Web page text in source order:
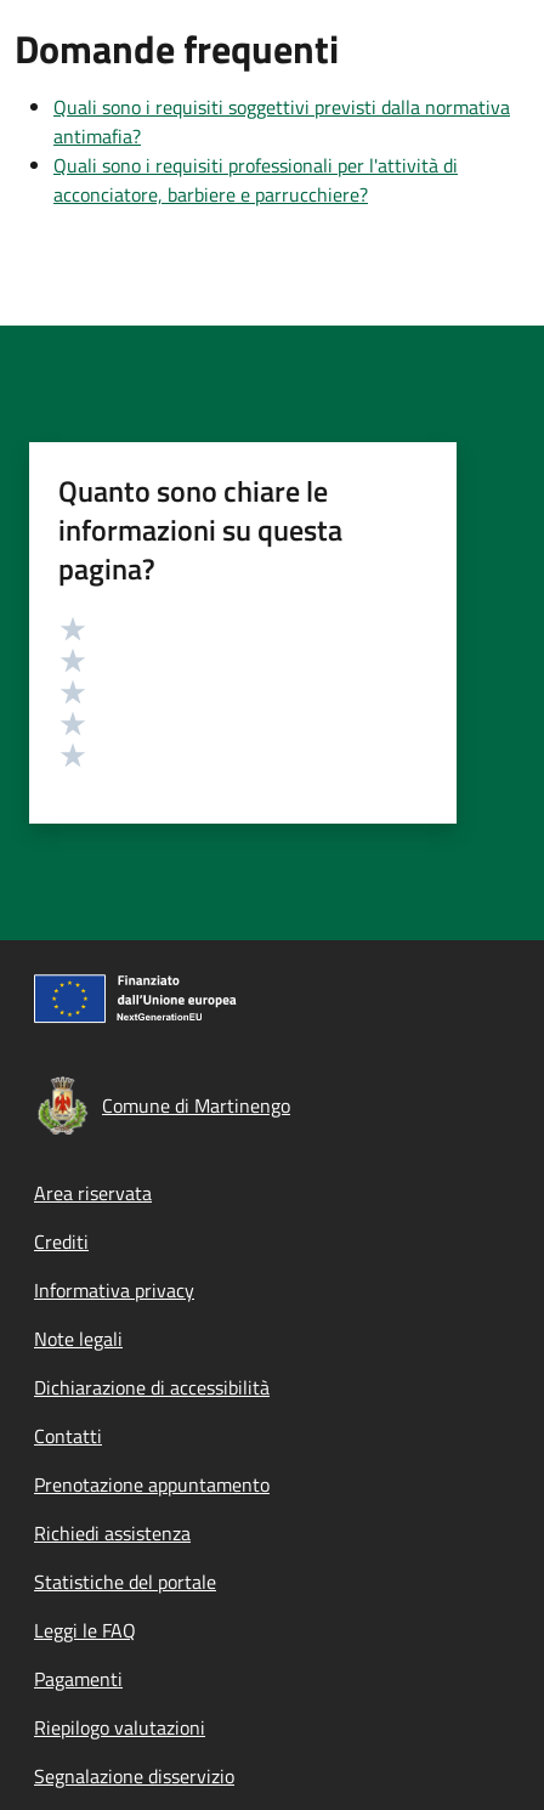
Domande frequenti
Quali sono i requisiti soggettivi previsti dalla normativa
antimafia?
Quali sono i requisiti professionali per l'attività di
acconciatore, barbiere e parrucchiere?
Quanto sono chiare le
informazioni su questa
pagina?
Valutazione
Comune di Martinengo
Footer menu
Area riservata
Crediti
Informativa privacy
Note legali
Dichiarazione di accessibilità
Contatti
Prenotazione appuntamento
Richiedi assistenza
Statistiche del portale
Leggi le FAQ
Pagamenti
Riepilogo valutazioni
Segnalazione disservizio